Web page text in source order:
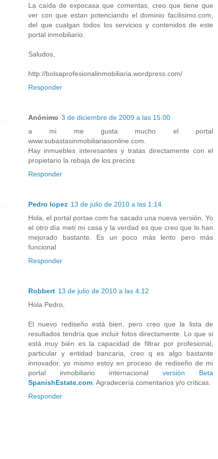
La caída de expocasa que comentas, creo que tiene que
ver con que estan potenciando el dominio facilisimo.com,
del que cualgan todos los servicios y contenidos de este
portal inmobiliario.
Saludos,
http://bolsaprofesionalinmobiliaria.wordpress.com/
Responder
Anónimo 3 de diciembre de 2009 a las 15:00
a mi me gusta mucho el portal
www.subastasinmobiliariasonline.com.
Hay inmuebles interesantes y tratas directamente con el
propietario la rebaja de los precios
Responder
Pedro lopez 13 de julio de 2010 a las 1:14
Hola, el portal portae.com ha sacado una nueva versión. Yo
el otro día metí mi casa y la verdad es que creo que lo han
mejorado bastante. Es un poco más lento pero más
funcional
Responder
Robbert 13 de julio de 2010 a las 4:12
Hola Pedro,
El nuevo rediseño está bien, pero creo que la lista de
resultados tendría que incluir fotos directamente. Lo que si
está muy bién es la capacidad de filtrar por profesional,
particular y entidad bancaria, creo q es algo bastante
innovador. yo mismo estoy en proceso de rediseño de mi
portal inmobiliario internacional versión Beta
SpanishEstate.com. Agradecería comentarios y/o críticas.
Responder